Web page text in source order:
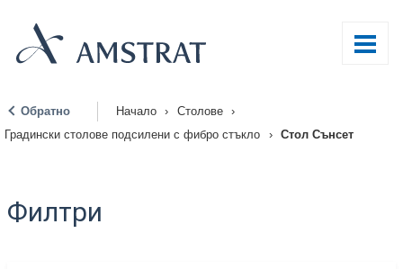
Обратно Начало › Столове
›
Градински столове подсилени с фибро стъкло
› Стол Сънсет
Филтри